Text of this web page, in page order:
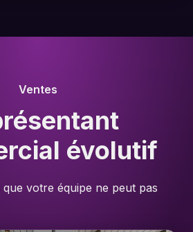
Ventes
évolutif
que votre équipe ne peut pas